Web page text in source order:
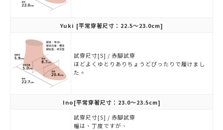
Yuki [平常穿著尺寸：22.5～23.0cm]
試穿尺寸[S] / 赤腳試穿
ほどよくゆとりありちょうどぴったりで履けまし
た。
Ino[平常穿著尺寸：23.0～23.5cm]
試穿尺寸[S] / 赤腳試穿
幅は、丁度ですが、